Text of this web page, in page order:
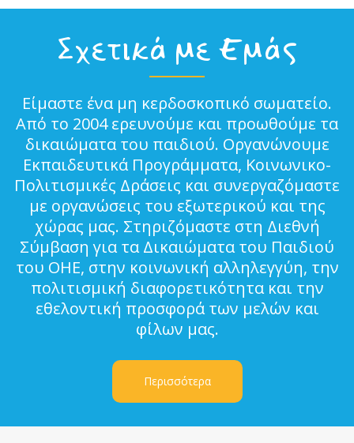
Σχετικά με Εμάς
Είμαστε ένα μη κερδοσκοπικό σωματείο.
Από το 2004 ερευνούμε και προωθούμε τα
δικαιώματα του παιδιού. Οργανώνουμε
Εκπαιδευτικά Προγράμματα, Κοινωνικο-
Πολιτισμικές Δράσεις και συνεργαζόμαστε
με οργανώσεις του εξωτερικού και της
χώρας μας. Στηριζόμαστε στη Διεθνή
Σύμβαση για τα Δικαιώματα του Παιδιού
του ΟΗΕ, στην κοινωνική αλληλεγγύη, την
πολιτισμική διαφορετικότητα και την
εθελοντική προσφορά των μελών και
φίλων μας.
Περισσότερα